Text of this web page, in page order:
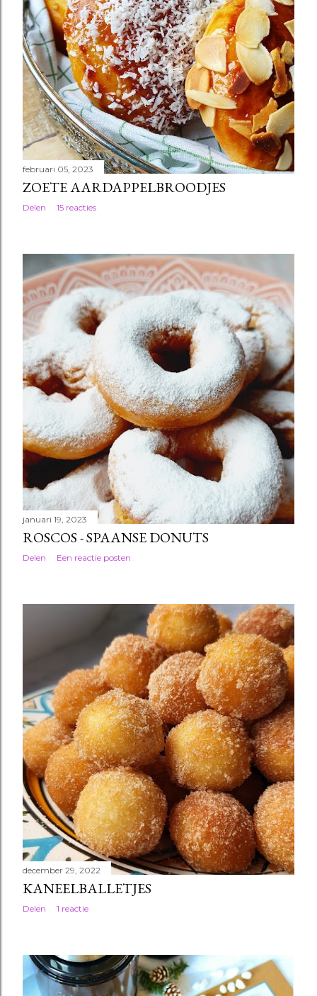
februari 05, 2023
ZOETE AARDAPPELBROODJES
Delen 15 reacties
januari 19, 2023
ROSCOS - SPAANSE DONUTS
Delen Een reactie posten
december 29, 2022
KANEELBALLETJES
Delen 1 reactie